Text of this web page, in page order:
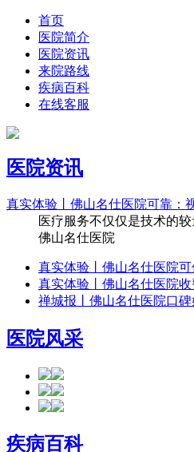
首页
医院简介
医院资讯
来院路线
疾病百科
在线客服
医院资讯
真实体验丨佛山名仕医院可靠：
医疗服务不仅仅是技术的
佛山名仕医院
真实体验丨佛山名仕医院
真实体验丨佛山名仕医院
禅城报丨佛山名仕医院口
医院风采
疾病百科